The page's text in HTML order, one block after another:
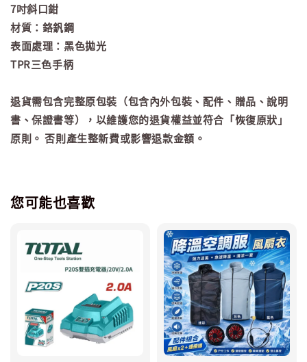
7吋斜口鉗
材質：鉻釩鋼
表面處理：黑色拋光
TPR三色手柄
退貨需包含完整原包裝（包含內外包裝、配件、贈品、說明
書、保證書等），以維護您的退貨權益並符合「恢復原狀」
原則。 否則產生整新費或影響退款金額。
您可能也喜歡